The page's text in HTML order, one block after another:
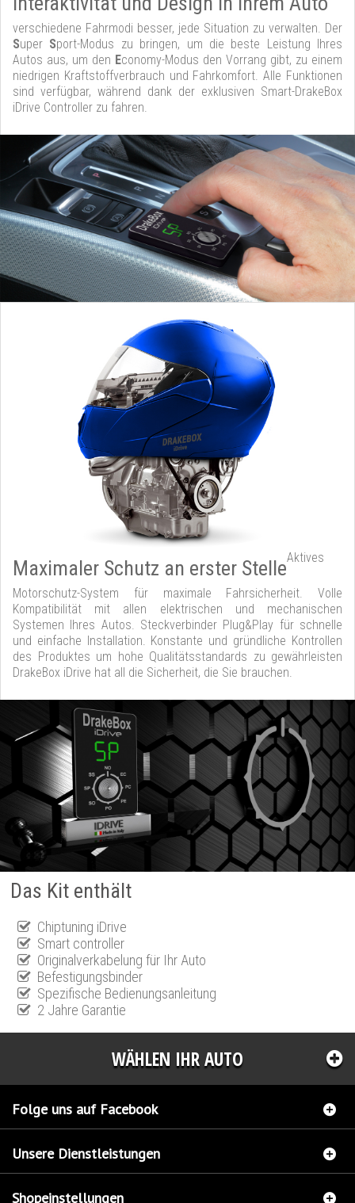
verschiedene Fahrmodi besser, jede Situation zu verwalten. Der
Super Sport-Modus zu bringen, um die beste Leistung Ihres
Autos aus, um den Economy-Modus den Vorrang gibt, zu einem
niedrigen Kraftstoffverbrauch und Fahrkomfort. Alle Funktionen
sind verfügbar, während dank der exklusiven Smart-DrakeBox
iDrive Controller zu fahren.
Maximaler Schutz an erster StelleAktives
Motorschutz-System für maximale Fahrsicherheit. Volle
Kompatibilität mit allen elektrischen und mechanischen
Systemen Ihres Autos. Steckverbinder Plug&Play für schnelle
und einfache Installation. Konstante und gründliche Kontrollen
des Produktes um hohe Qualitätsstandards zu gewährleisten
DrakeBox iDrive hat all die Sicherheit, die Sie brauchen.
Das Kit enthält
Chiptuning iDrive
Smart controller
Originalverkabelung für Ihr Auto
Befestigungsbinder
Spezifische Bedienungsanleitung
2 Jahre Garantie
WÄHLEN IHR AUTO
Folge uns auf Facebook
Unsere Dienstleistungen
Shopeinstellungen